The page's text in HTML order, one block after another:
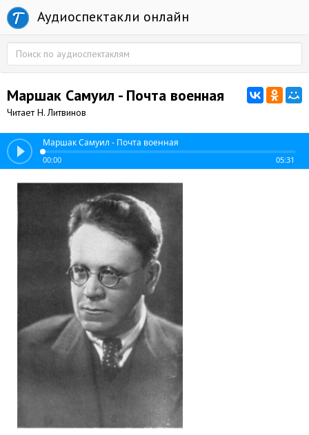
Аудиоспектакли онлайн
Маршак Самуил - Почта военная
Читает Н. Литвинов
Маршак Самуил - Почта военная
00:00 05:31